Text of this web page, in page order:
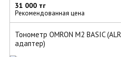
31 000 тг
Рекомендованная цена
Тонометр OMRON M2 BASIC
адаптер)